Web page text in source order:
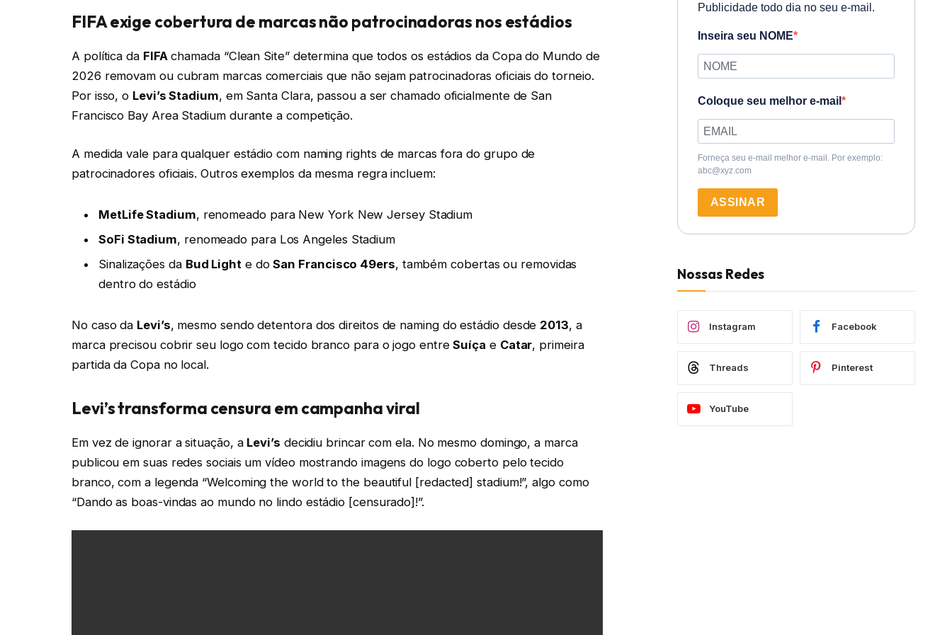
FIFA exige cobertura de marcas não patrocinadoras nos estádios
A política da FIFAchamada “Clean Site” determina que todos os estádios da Copa do Mundo de
2026 removam ou cubram marcas comerciais que não sejam patrocinadoras oficiais do torneio.
Por isso, o Levi’s Stadium, em Santa Clara, passou a ser chamado oficialmente de San
Francisco Bay Area Stadium durante a competição.
A medida vale para qualquer estádio com naming rights de marcas fora do grupo de
patrocinadores oficiais. Outros exemplos da mesma regra incluem:
MetLife Stadium, renomeado para New York New Jersey Stadium
SoFi Stadium, renomeado para Los Angeles Stadium
Sinalizações da Bud Lighte doSan Francisco 49ers, também cobertas ou removidas
dentro do estádio
No caso da Levi’s, mesmo sendo detentora dos direitos de naming do estádio desde 2013, a
marca precisou cobrir seu logo com tecido branco para o jogo entreSuíça e Catar, primeira
partida da Copa no local.
Levi’s transforma censura em campanha viral
Em vez de ignorar a situação, a Levi’s decidiu brincar com ela. No mesmo domingo, a marca
publicou em suas redes sociais um vídeo mostrando imagens do logo coberto pelo tecido
branco, com a legenda “Welcoming the world to the beautiful [redacted] stadium!”, algo como
“Dando as boas-vindas ao mundo no lindo estádio [censurado]!”.
Publicidade todo dia no seu e-mail.
Inseira seu NOME
Coloque seu melhor e-mail
Forneça seu e-mail melhor e-mail. Por exemplo:
abc@xyz.com
ASSINAR
Nossas Redes
Instagram Facebook
Threads Pinterest
YouTube